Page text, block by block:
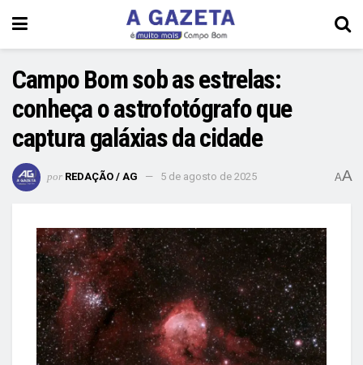
Campo Bom sob as estrelas:
conheça o astrofotógrafo que
captura galáxias da cidade
por REDAÇÃO / AG 5 de agosto de 2025 AA